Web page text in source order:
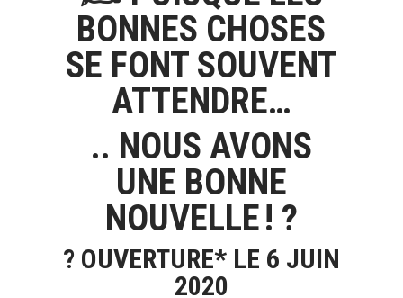
BONNES CHOSES
SE FONT SOUVENT
ATTENDRE…
.. NOUS AVONS
UNE BONNE
NOUVELLE ! ?
? OUVERTURE* LE 6 JUIN
2020